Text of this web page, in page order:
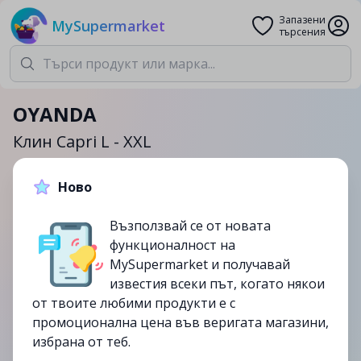
MySupermarket
Запазени
търсения
OYANDA
Клин Capri L - XXL
8.99лв.
07/09
изтекла
Ново
Възползвай се от новата
функционалност на
MySupermarket и получавай
известия всеки път, когато някои
от твоите любими продукти е с
промоционална цена във веригата магазини,
избрана от теб.